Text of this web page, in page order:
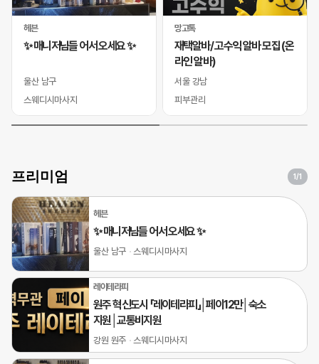
헤븐
✨ 매니저님들 어서 오세요 ✨
울산 남구
스웨디시마사지
망고톡
재택알바/ 고수익 알바 모집 (온
라인 알바)
서울 강남
피부관리
프리미엄 1/1
헤븐
✨ 매니저님들 어서 오세요 ✨
울산 남구 스웨디시마사지
레이테라피
원주 혁신도시 「레이테라피」│페이12만│숙소
지원│교통비지원
강원 원주 스웨디시마사지